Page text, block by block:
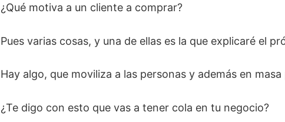
¿Qué motiva a un cliente a comprar?
Pues varias cosas, y una de ellas es la que explicaré el
Hay algo, que moviliza a las personas y además en
¿Te digo con esto que vas a tener cola en tu negocio?